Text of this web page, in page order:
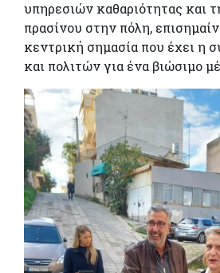
υπηρεσιών καθαριότητας και
πρασίνου στην πόλη,
κεντρική σημασία που έχει η
και πολιτών για ένα βιώσιμο